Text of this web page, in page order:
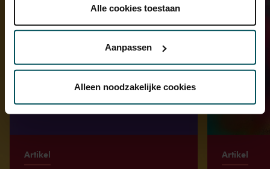
Lees onze cookieverklaring hier. Lees onze
Via decookieverklaringop onze website kunt u uw
Alle cookies toestaan
Aanpassen
Alleen noodzakelijke cookies
Artikel
Artikel